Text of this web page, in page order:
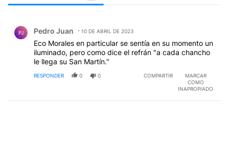
PJ Pedro Juan 10 DE ABRIL DE 2023
Eco Morales en particular se sentía en su momento un
iluminado, pero como dice el refrán "a cada chancho
le llega su San Martín."
RESPONDER 0 0 COMPARTIR
MARCAR
COMO
INAPROPIADO